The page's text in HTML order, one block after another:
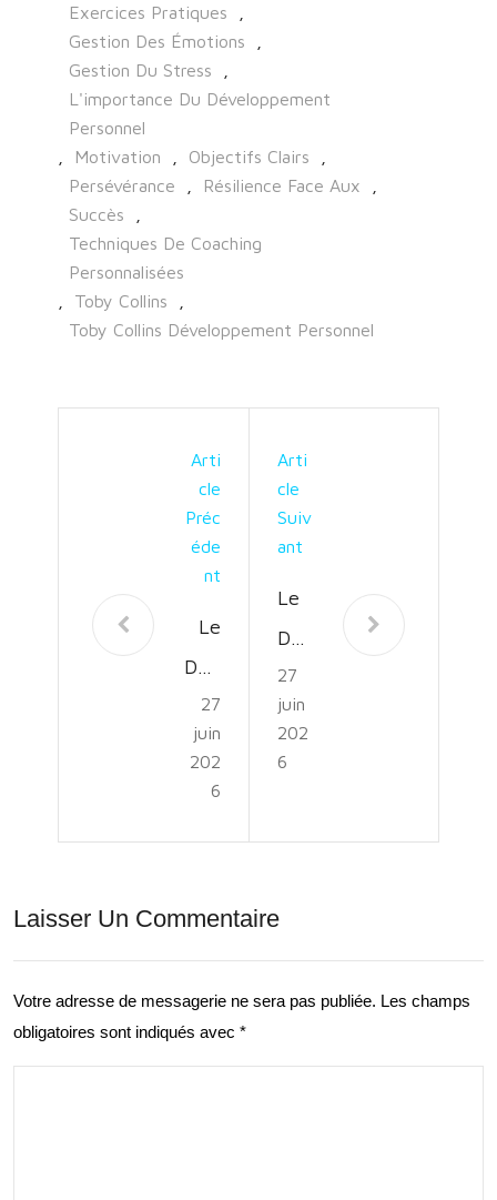
Exercices Pratiques
Gestion Des Émotions
Gestion Du Stress
L'importance Du Développement
Personnel
Motivation Objectifs Clairs
Persévérance
Résilience Face Aux
Succès
Techniques De Coaching
Personnalisées
Toby Collins
Toby Collins Développement Personnel
Arti
Cle
Préc
Éde
Nt
Le
Défi
de
l’Im
plan
ient
abili
27
juin
202
6
Arti
Cle
Suiv
Ant
Le
Défi
Spo
rtif
en
ple
Ren
forc
ez
27
juin
202
6
Laisser Un Commentaire
Votre adresse de messagerie ne sera pas publiée. Les champs
obligatoires sont indiqués avec *